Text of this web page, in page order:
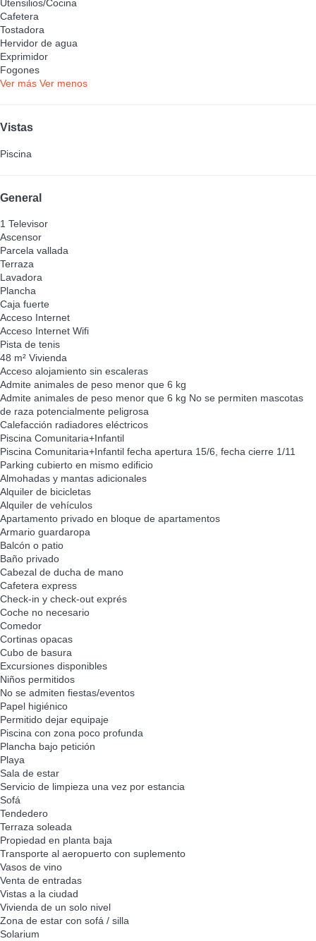
Utensilios/Cocina
Cafetera
Tostadora
Hervidor de agua
Exprimidor
Fogones
Ver más Ver menos
Vistas
Piscina
General
1 Televisor
Ascensor
Parcela vallada
Terraza
Lavadora
Plancha
Caja fuerte
Acceso Internet
Acceso Internet Wifi
Pista de tenis
48 m² Vivienda
Acceso alojamiento sin escaleras
Admite animales de peso menor que 6 kg
Admite animales de peso menor que 6 kg No se permiten mascotas
de raza potencialmente peligrosa
Calefacción radiadores eléctricos
Piscina Comunitaria+Infantil
Piscina Comunitaria+Infantil fecha apertura 15/6, fecha cierre 1/11
Parking cubierto en mismo edificio
Almohadas y mantas adicionales
Alquiler de bicicletas
Alquiler de vehículos
Apartamento privado en bloque de apartamentos
Armario guardaropa
Balcón o patio
Baño privado
Cabezal de ducha de mano
Cafetera express
Check-in y check-out exprés
Coche no necesario
Comedor
Cortinas opacas
Cubo de basura
Excursiones disponibles
Niños permitidos
No se admiten fiestas/eventos
Papel higiénico
Permitido dejar equipaje
Piscina con zona poco profunda
Plancha bajo petición
Playa
Sala de estar
Servicio de limpieza una vez por estancia
Sofá
Tendedero
Terraza soleada
Propiedad en planta baja
Transporte al aeropuerto con suplemento
Vasos de vino
Venta de entradas
Vistas a la ciudad
Vivienda de un solo nivel
Zona de estar con sofá / silla
Solarium